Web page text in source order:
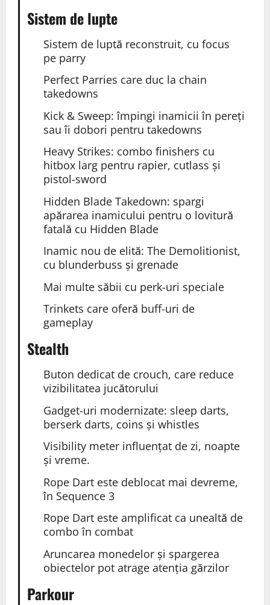
Sistem de lupte
Sistem de luptă reconstruit, cu focus
pe parry
Perfect Parries care duc la chain
takedowns
Kick & Sweep: împingi inamicii în pereți
sau îi dobori pentru takedowns
Heavy Strikes: combo finishers cu
hitbox larg pentru rapier, cutlass și
pistol-sword
Hidden Blade Takedown: spargi
apărarea inamicului pentru o lovitură
fatală cu Hidden Blade
Inamic nou de elită: The Demolitionist,
cu blunderbuss și grenade
Mai multe săbii cu perk-uri speciale
Trinkets care oferă buff-uri de
gameplay
Stealth
Buton dedicat de crouch, care reduce
vizibilitatea jucătorului
Gadget-uri modernizate: sleep darts,
berserk darts, coins și whistles
Visibility meter influențat de zi, noapte
și vreme.
Rope Dart este deblocat mai devreme,
în Sequence 3
Rope Dart este amplificat ca unealtă de
combo în combat
Aruncarea monedelor și spargerea
obiectelor pot atrage atenția gărzilor
Parkour